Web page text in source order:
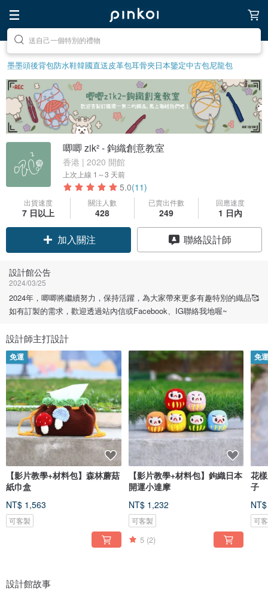
前往打造療癒的放鬆生活
墨墨頭後背包防水鞋韓國直送皮革包耳骨夾日本鑒定中古包尼龍包
唧唧 zik² - 鉤織創意教室
香港 | 2020 開館
上次上線 1～3 天前
5.0(11)
出貨速度
7 日以上
關注人數
428
已賣出件數
249
回應速度
1 日內
加入關注 聯絡設計師
設計館公告
2024/03/25
2024年，唧唧將繼續努力，保持活躍，為大家帶來更多有趣特別的織品🥰
如有訂製的需求，歡迎透過站內信或Facebook、IG聯絡我地喔~
設計師主打設計
免運
【影片教學+材料包】森林蘑菇
紙巾盒
NT$ 1,563
可客製
【影片教學+材料包】鉤織日本
開運小達摩
NT$ 1,232
可客製
5 (2)
免
花
子
可
設計館故事